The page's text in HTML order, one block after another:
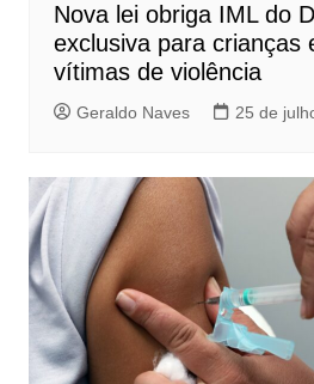
Nova lei obriga IML do
exclusiva para crianças
vítimas de violência
Geraldo Naves 25 de